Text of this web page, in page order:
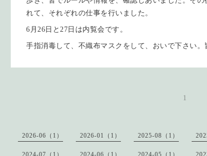
れて、それぞれの仕事を行いました。
6月26日と27日は内覧会です。
手指消毒して、不織布マスクをして、おいで下さい。
1
2026-06（1） 2026-01（1） 2025-08（1）
2024-07（1） 2024-06（1） 2024-05（1）